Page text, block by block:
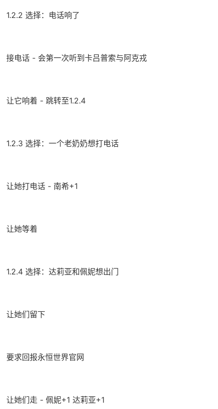
1.2.2 选择：电话响了
接电话 - 会第一次听到卡吕普索与阿克戎
让它响着 - 跳转至1.2.4
1.2.3 选择：一个老奶奶想打电话
让她打电话 - 南希+1
让她等着
1.2.4 选择：达莉亚和佩妮想出门
让她们留下
要求回报永恒世界官网
让她们走 - 佩妮+1 达莉亚+1